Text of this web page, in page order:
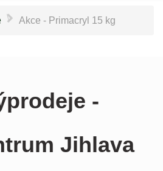
\ Akce - Primacryl 15 kg
-
Jihlava